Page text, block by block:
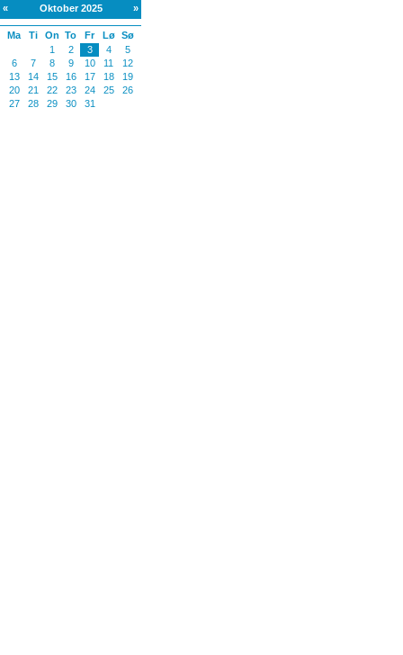
« »
Oktober 2025
Ma Ti On To Fr Lø
Sø
1
2 3 4
5
6
7 8 9 10 11
12
13
14 15 16 17 18
19
20
21 22 23 24 25
26
27
28 29 30 31